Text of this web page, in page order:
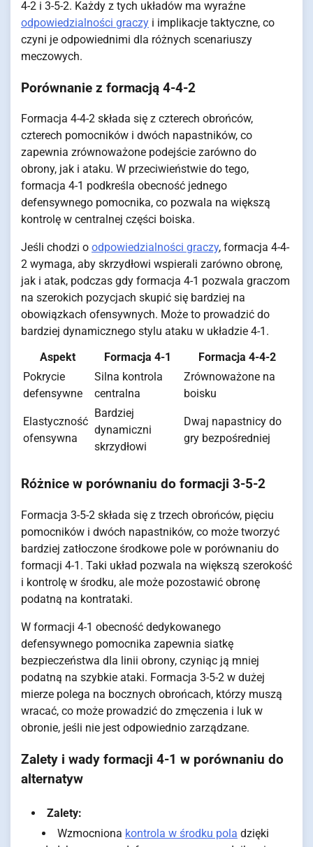
4-2 i 3-5-2. Każdy z tych układów ma wyraźne
odpowiedzialności graczy i implikacje taktyczne, co
czyni je odpowiednimi dla różnych scenariuszy
meczowych.
Porównanie z formacją 4-4-2
Formacja 4-4-2 składa się z czterech obrońców,
czterech pomocników i dwóch napastników, co
zapewnia zrównoważone podejście zarówno do
obrony, jak i ataku. W przeciwieństwie do tego,
formacja 4-1 podkreśla obecność jednego
defensywnego pomocnika, co pozwala na większą
kontrolę w centralnej części boiska.
Jeśli chodzi o odpowiedzialności graczy, formacja 4-4-
2 wymaga, aby skrzydłowi wspierali zarówno obronę,
jak i atak, podczas gdy formacja 4-1 pozwala graczom
na szerokich pozycjach skupić się bardziej na
obowiązkach ofensywnych. Może to prowadzić do
bardziej dynamicznego stylu ataku w układzie 4-1.
Aspekt
Formacja 4-1
Formacja 4-4-2
Pokrycie
defensywne
Silna kontrola
centralna
Zrównoważone na
boisku
Elastyczność
ofensywna
Bardziej
dynamiczni
skrzydłowi
Dwaj napastnicy do
gry bezpośredniej
Różnice w porównaniu do formacji 3-5-2
Formacja 3-5-2 składa się z trzech obrońców, pięciu
pomocników i dwóch napastników, co może tworzyć
bardziej zatłoczone środkowe pole w porównaniu do
formacji 4-1. Taki układ pozwala na większą szerokość
i kontrolę w środku, ale może pozostawić obronę
podatną na kontrataki.
W formacji 4-1 obecność dedykowanego
defensywnego pomocnika zapewnia siatkę
bezpieczeństwa dla linii obrony, czyniąc ją mniej
podatną na szybkie ataki. Formacja 3-5-2 w dużej
mierze polega na bocznych obrońcach, którzy muszą
wracać, co może prowadzić do zmęczenia i luk w
obronie, jeśli nie jest odpowiednio zarządzane.
Zalety i wady formacji 4-1 w porównaniu do
alternatyw
Zalety:
Wzmocniona kontrola w środku pola dzięki